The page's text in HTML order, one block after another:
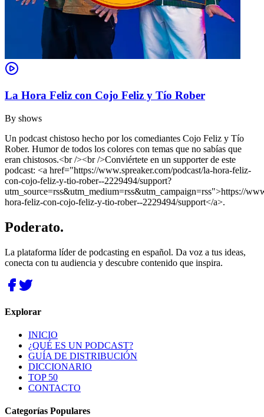
La Hora Feliz con Cojo Feliz y Tío Rober
By shows
Un podcast chistoso hecho por los comediantes Cojo Feliz y Tío
Rober. Humor de todos los colores con temas que no sabías que
eran chistosos.<br /><br />Conviértete en un supporter de este
podcast: <a href="https://www.spreaker.com/podcast/la-hora-feliz-
con-cojo-feliz-y-tio-rober--2229494/support?
utm_source=rss&utm_medium=rss&utm_campaign=rss">https://
hora-feliz-con-cojo-feliz-y-tio-rober--2229494/support</a>.
Poderato.
La plataforma líder de podcasting en español. Da voz a tus ideas,
conecta con tu audiencia y descubre contenido que inspira.
Explorar
INICIO
¿QUÉ ES UN PODCAST?
GUÍA DE DISTRIBUCIÓN
DICCIONARIO
TOP 50
CONTACTO
Categorías Populares